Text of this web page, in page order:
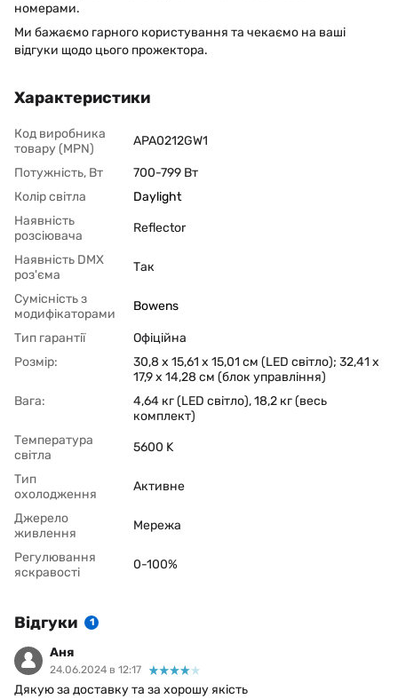
номерами.
Ми бажаємо гарного користування та чекаємо на ваші
відгуки щодо цього прожектора.
Характеристики
Код виробника
товару (MPN)
APA0212GW1
Потужність, Вт
700-799 Вт
Колір світла
Daylight
Наявність
розсіювача
Reflector
Наявність DMX
роз'єма
Так
Сумісність з
модифікаторами
Bowens
Тип гарантії
Офіційна
Розмір:
30,8 х 15,61 х ​​15,01 см (LED світло); 32,41 х
17,9 х 14,28 см (блок управління)
Вага:
4,64 кг (LED світло), 18,2 кг (весь
комплект)
Температура
світла
5600 K
Тип
охолодження
Активне
Джерело
живлення
Мережа
Регулювання
яскравості
0-100%
Відгуки 1
Аня
24.06.2024 в 12:17
Дякую за доставку та за хорошу якість